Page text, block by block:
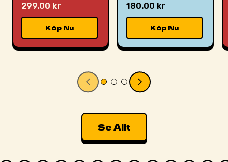
299.00 kr
Köp Nu
180.00 kr
Köp Nu
Se Allt